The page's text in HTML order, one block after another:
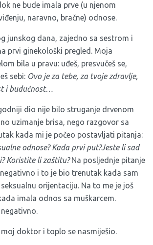
ne bude imala prve (u njenom
naravno, bračne) odnose.
junskog dana, zajedno sa sestrom i
prvi ginekološki pregled. Moja
bila u pravu: uđeš, presvučeš se,
sebi: Ovo je za tebe, za tvoje zdravlje,
i budućnost…
dio nije bilo struganje drvenom
uzimanje brisa, nego razgovor sa
kada mi je počeo postavljati pitanja:
odnose? Kada prvi put?Jeste li sad
Koristite li zaštitu? Na posljednje pitanje
i to je bio trenutak kada sam
orijentaciju. Na to me je još
imala odnos sa muškarcem.
moj doktor i toplo se nasmiješio.